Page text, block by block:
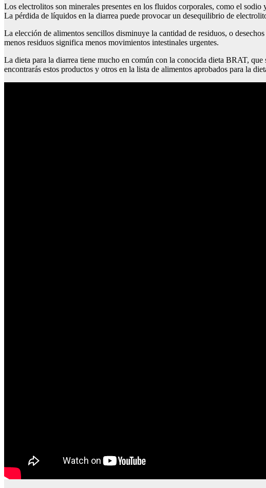
Los electrolitos son minerales presentes en los fluidos corporales, como el
La pérdida de líquidos en la diarrea puede provocar un desequilibrio de
La elección de alimentos sencillos disminuye la cantidad de residuos, o
menos residuos significa menos movimientos intestinales urgentes.
La dieta para la diarrea tiene mucho en común con la conocida dieta BRAT,
encontrarás estos productos y otros en la lista de alimentos aprobados para la